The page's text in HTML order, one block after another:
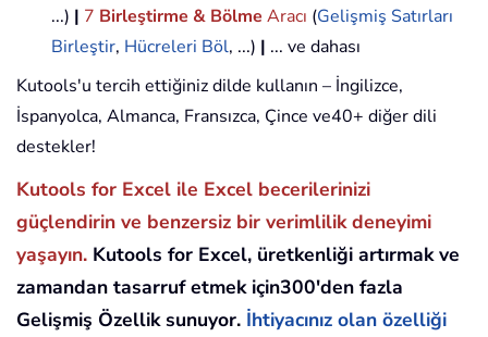
...) | 7 Birleştirme & Bölme Aracı (Gelişmiş Satırları
Birleştir, Hücreleri Böl, ...) | ... ve dahası
Kutools'u tercih ettiğiniz dilde kullanın – İngilizce,
İspanyolca, Almanca, Fransızca, Çince ve40+ diğer dili
destekler!
Kutools for Excel ile Excel becerilerinizi
güçlendirin ve benzersiz bir verimlilik deneyimi
yaşayın. Kutools for Excel, üretkenliği artırmak ve
zamandan tasarruf etmek için300'den fazla
Gelişmiş Özellik sunuyor. İhtiyacınız olan özelliği